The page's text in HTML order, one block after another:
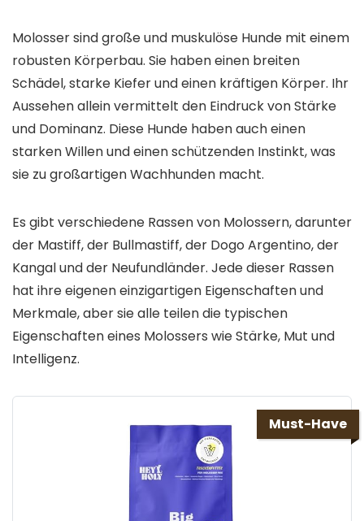
Molosser sind große und muskulöse Hunde mit einem
robusten Körperbau. Sie haben einen breiten
Schädel, starke Kiefer und einen kräftigen Körper. Ihr
Aussehen allein vermittelt den Eindruck von Stärke
und Dominanz. Diese Hunde haben auch einen
starken Willen und einen schützenden Instinkt, was
sie zu großartigen Wachhunden macht.
Es gibt verschiedene Rassen von Molossern, darunter
der Mastiff, der Bullmastiff, der Dogo Argentino, der
Kangal und der Neufundländer. Jede dieser Rassen
hat ihre eigenen einzigartigen Eigenschaften und
Merkmale, aber sie alle teilen die typischen
Eigenschaften eines Molossers wie Stärke, Mut und
Intelligenz.
Must-Have